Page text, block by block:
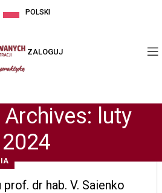
POLSKI
ZALOGUJ
luty
2024
dr hab. V. Saienko